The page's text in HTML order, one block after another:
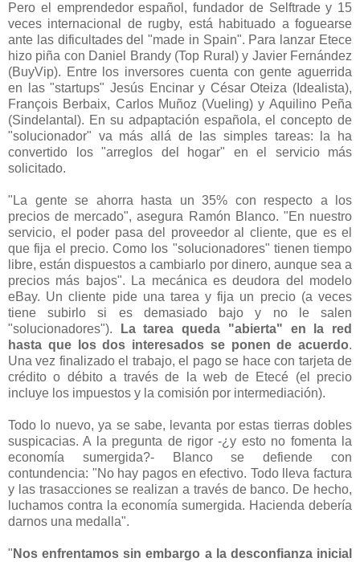
Pero el emprendedor español, fundador de Selftrade y 15
veces internacional de rugby, está habituado a foguearse
ante las dificultades del "made in Spain". Para lanzar Etece
hizo piña con Daniel Brandy (Top Rural) y Javier Fernández
(BuyVip). Entre los inversores cuenta con gente aguerrida
en las "startups" Jesús Encinar y César Oteiza (Idealista),
François Berbaix, Carlos Muñoz (Vueling) y Aquilino Peña
(Sindelantal). En su adpaptación española, el concepto de
"solucionador" va más allá de las simples tareas: la ha
convertido los "arreglos del hogar" en el servicio más
solicitado.
"La gente se ahorra hasta un 35% con respecto a los
precios de mercado", asegura Ramón Blanco. "En nuestro
servicio, el poder pasa del proveedor al cliente, que es el
que fija el precio. Como los "solucionadores" tienen tiempo
libre, están dispuestos a cambiarlo por dinero, aunque sea a
precios más bajos". La mecánica es deudora del modelo
eBay. Un cliente pide una tarea y fija un precio (a veces
tiene subirlo si es demasiado bajo y no le salen
"solucionadores").
La tarea queda "abierta" en la red
hasta que los dos interesados se ponen de acuerdo.
Una vez finalizado el trabajo, el pago se hace con tarjeta de
crédito o débito a través de la web de Etecé (el precio
incluye los impuestos y la comisión por intermediación).
Todo lo nuevo, ya se sabe, levanta por estas tierras dobles
suspicacias. A la pregunta de rigor -¿y esto no fomenta la
economía sumergida?- Blanco se defiende con
contundencia: "No hay pagos en efectivo. Todo lleva factura
y las trasacciones se realizan a través de banco. De hecho,
luchamos contra la economía sumergida. Hacienda debería
darnos una medalla".
" Nos enfrentamos sin embargo a la desconfianza inicial